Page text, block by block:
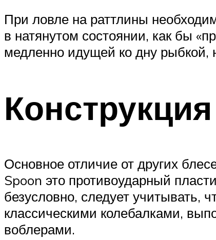
При ловле на раттлины
в натянутом состоянии, как бы
медленно идущей ко дну рыбкой,
Основное отличие от других
Spoon это противоударный
безусловно, следует учитывать,
классическими колебалками,
воблерами.